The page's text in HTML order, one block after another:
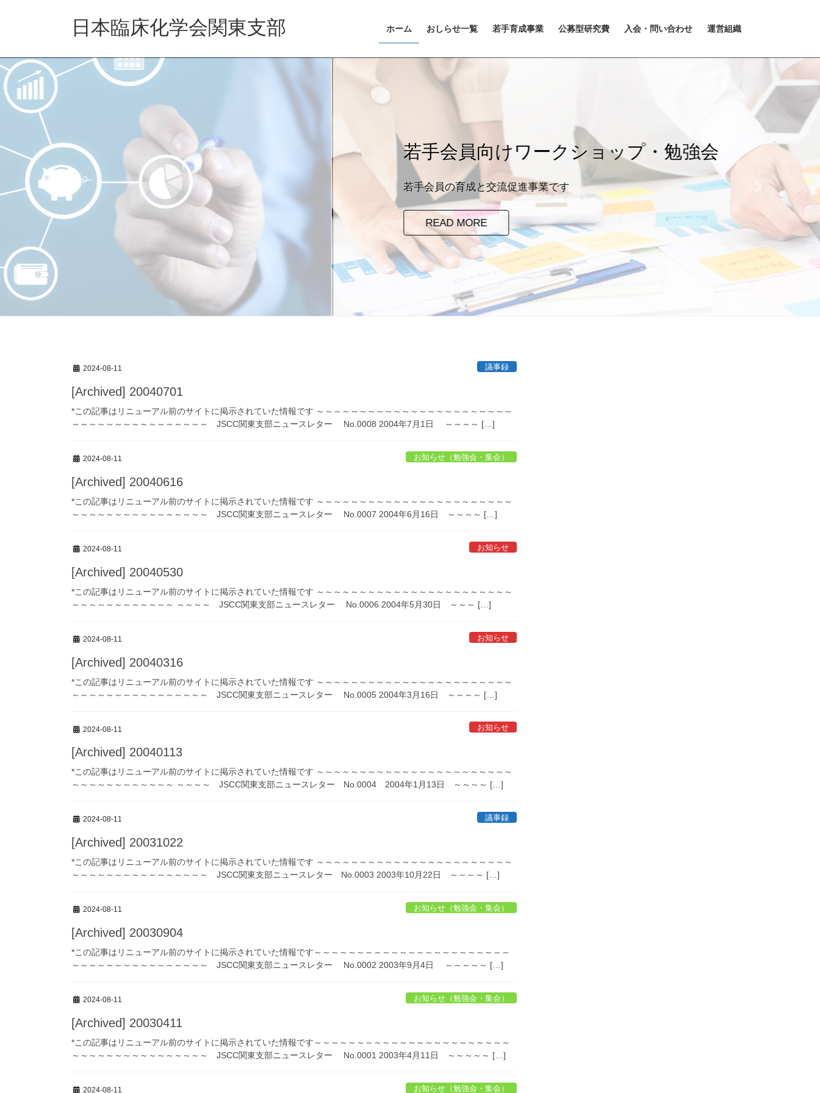
ツ
へ
ス
シ
ョ
ン
日本臨床化学会関東支部 ホーム おしらせ一覧 若手育成事業 公募型研究費 入会・問い合わせ 運営組織
若手会員向けワークショップ・勉強会
若手会員の育成と交流促進事業です
READ MORE
Previous Next
2024-08-11 議事録
[Archived] 20040701
*この記事はリニューアル前のサイトに掲示されていた情報です ～～～～～～～～～～～～～～～～～～～～～～～
～～～～～～～～～～～～～～～～ JSCC関東支部ニュースレター No.0008 2004年7月1日 ～～～～ […]
2024-08-11 お知らせ（勉強会・集会）
[Archived] 20040616
*この記事はリニューアル前のサイトに掲示されていた情報です ～～～～～～～～～～～～～～～～～～～～～～～
～～～～～～～～～～～～～～～～ JSCC関東支部ニュースレター No.0007 2004年6月16日 ～～～～ […]
2024-08-11 お知らせ
[Archived] 20040530
*この記事はリニューアル前のサイトに掲示されていた情報です ～～～～～～～～～～～～～～～～～～～～～～～
～～～～～～～～～～～～ ～～～～ JSCC関東支部ニュースレター No.0006 2004年5月30日 ～～～ […]
2024-08-11 お知らせ
[Archived] 20040316
*この記事はリニューアル前のサイトに掲示されていた情報です ～～～～～～～～～～～～～～～～～～～～～～～
～～～～～～～～～～～～～～～～ JSCC関東支部ニュースレター No.0005 2004年3月16日 ～～～～ […]
2024-08-11 お知らせ
[Archived] 20040113
*この記事はリニューアル前のサイトに掲示されていた情報です ～～～～～～～～～～～～～～～～～～～～～～～
～～～～～～～～～～～～ ～～～～ JSCC関東支部ニュースレター No.0004 2004年1月13日 ～～～～ […]
2024-08-11 議事録
[Archived] 20031022
*この記事はリニューアル前のサイトに掲示されていた情報です ～～～～～～～～～～～～～～～～～～～～～～～
～～～～～～～～～～～～～～～～ JSCC関東支部ニュースレター No.0003 2003年10月22日 ～～～～ […]
2024-08-11 お知らせ（勉強会・集会）
[Archived] 20030904
*この記事はリニューアル前のサイトに掲示されていた情報です～～～～～～～～～～～～～～～～～～～～～～～
～～～～～～～～～～～～～～～～ JSCC関東支部ニュースレター No.0002 2003年9月4日 ～～～～～ […]
2024-08-11 お知らせ（勉強会・集会）
[Archived] 20030411
*この記事はリニューアル前のサイトに掲示されていた情報です～～～～～～～～～～～～～～～～～～～～～～～
～～～～～～～～～～～～～～～～ JSCC関東支部ニュースレター No.0001 2003年4月11日 ～～～～～ […]
2024-08-11 お知らせ（勉強会・集会）